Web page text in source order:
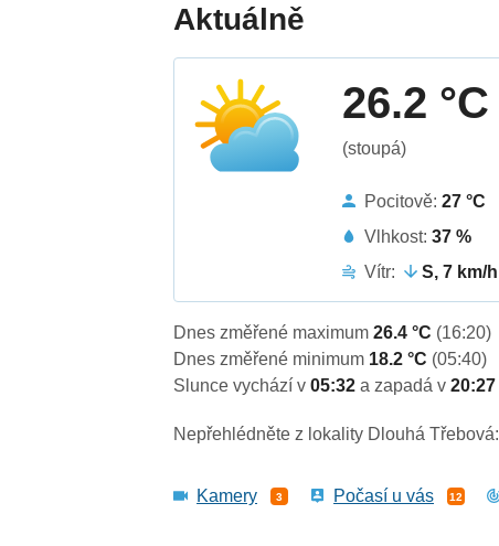
Aktuálně
26.2 °C
(stoupá)
Pocitově:27 °C
Vlhkost:37 %
Vítr:
S, 7 km/h
Dnes změřené maximum26.4 °C (16:20)
Dnes změřené minimum 18.2 °C (05:40)
Slunce vychází v05:32a zapadá v20:27
Nepřehlédněte z lokality Dlouhá Třebová:
Kamery 3 Počasí u vás 12